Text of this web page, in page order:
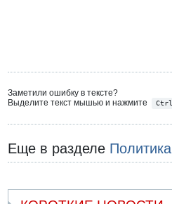
Заметили ошибку в тексте?
Выделите текст мышью и нажмите
Ctrl
Еще в разделе Политика